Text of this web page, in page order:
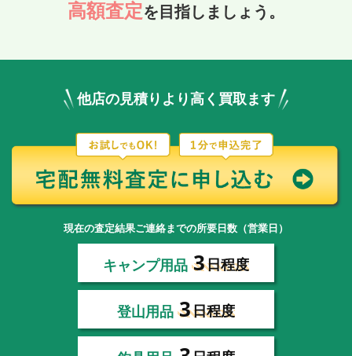
高額査定を目指しましょう。
他店の見積りより高く買取ます
現在の査定結果ご連絡までの所要日数（営業日）
キャンプ用品 3日程度
登山用品 3日程度